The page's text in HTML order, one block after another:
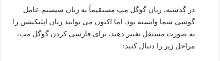
در گذشته، زبان گوگل مپ مستقیماً به زبان سیستم عامل
گوشی شما وابسته بود. اما اکنون می توانید زبان اپلیکیشن را
به صورت مستقل تغییر دهید. برای فارسی کردن گوگل مپ،
مراحل زیر را دنبال کنید: